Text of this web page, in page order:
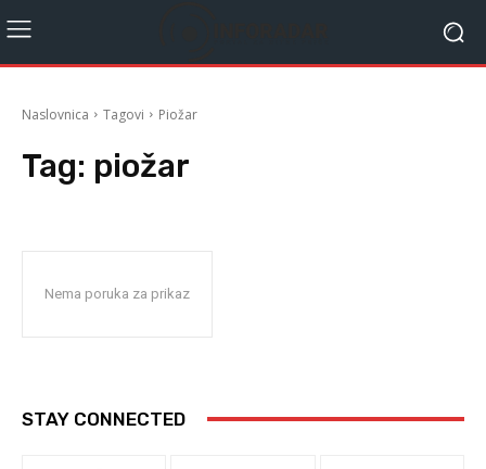
Naslovnica Tagovi Piožar
Tag: piožar
Nema poruka za prikaz
STAY CONNECTED